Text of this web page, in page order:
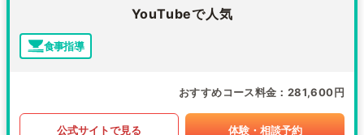
YouTubeで人気
食事指導
おすすめコース料金 281,600円
公式サイトで見る 体験・相談予約